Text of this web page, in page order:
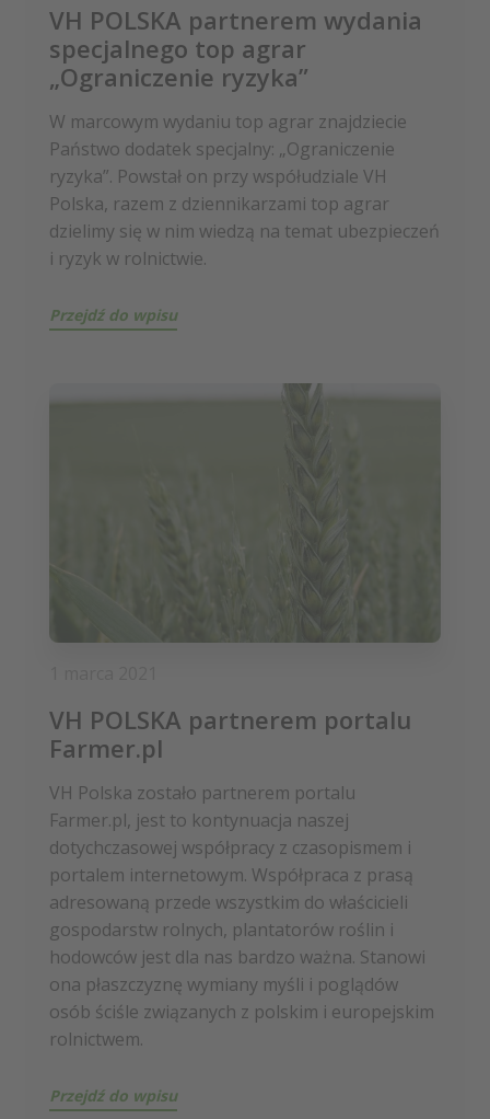
VH POLSKA partnerem wydania
specjalnego top agrar
„Ograniczenie ryzyka”
W marcowym wydaniu top agrar znajdziecie
Państwo dodatek specjalny: „Ograniczenie
ryzyka”. Powstał on przy współudziale VH
Polska, razem z dziennikarzami top agrar
dzielimy się w nim wiedzą na temat ubezpieczeń
i ryzyk w rolnictwie.
Przejdź do wpisu
VH POLSKA partnerem portalu
Farmer.pl
VH Polska zostało partnerem portalu
Farmer.pl, jest to kontynuacja naszej
dotychczasowej współpracy z czasopismem i
portalem internetowym. Współpraca z prasą
adresowaną przede wszystkim do właścicieli
gospodarstw rolnych, plantatorów roślin i
hodowców jest dla nas bardzo ważna. Stanowi
ona płaszczyznę wymiany myśli i poglądów
osób ściśle związanych z polskim i europejskim
rolnictwem.
Przejdź do wpisu